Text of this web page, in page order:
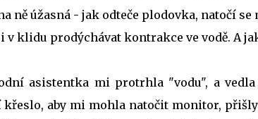
ně úžasná - jak odteče plodovka, natočí
v klidu prodýchávat kontrakce ve vodě. A
asistentka mi protrhla "vodu", a
křeslo, aby mi mohla natočit monitor,